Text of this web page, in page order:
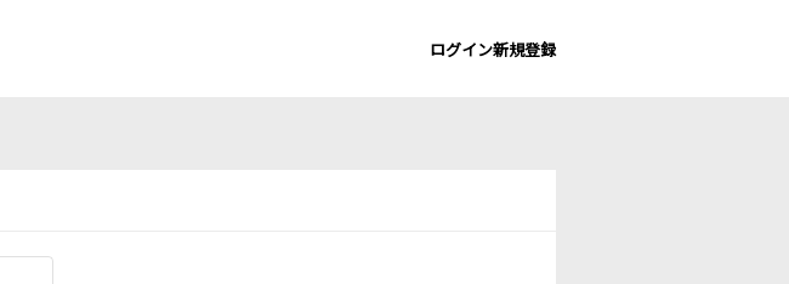
ログイン新規登録